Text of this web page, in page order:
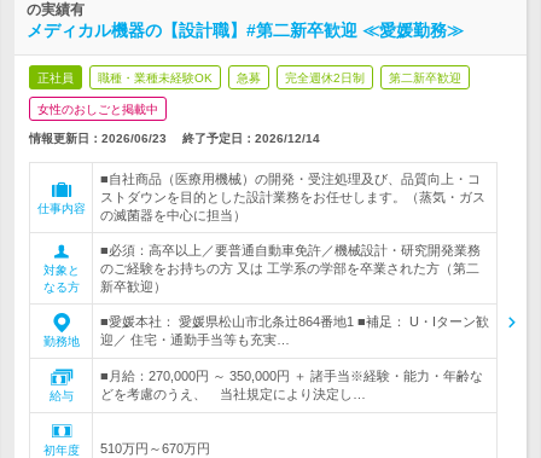
の実績有
メディカル機器の【設計職】#第二新卒歓迎 ≪愛媛勤務≫
正社員 職種・業種未経験OK 急募 完全週休2日制 第二新卒歓迎
女性のおしごと掲載中
情報更新日：2026/06/23 終了予定日： 2026/12/14
仕事内容
■自社商品（医療用機械）の開発・受注処理及び、品質向上・コ
ストダウンを目的とした設計業務をお任せします。（蒸気・ガス
の滅菌器を中心に担当）
対象と
なる方
■必須：高卒以上／要普通自動車免許／機械設計・研究開発業務
のご経験をお持ちの方 又は 工学系の学部を卒業された方（第二
新卒歓迎）
勤務地
■愛媛本社： 愛媛県松山市北条辻864番地1 ■補足： U・Iターン歓
迎／ 住宅・通勤手当等も充実…
給与
■月給：270,000円 ～ 350,000円 ＋ 諸手当※経験・能力・年齢な
どを考慮のうえ、 当社規定により決定し…
初年度
510万円～670万円